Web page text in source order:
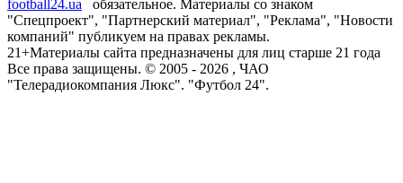
football24.ua
обязательное. Материалы со знаком
"Спецпроект", "Партнерский материал", "Реклама", "Новости
компаний" публикуем на правах рекламы.
21+Материалы сайта предназначены для лиц старше 21 года
Все права защищены. © 2005 - 2026 , ЧАО
"Телерадиокомпания Люкс". "Футбол 24".